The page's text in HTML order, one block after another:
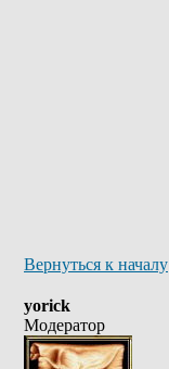
Вернуться к началу
yorick
Модератор